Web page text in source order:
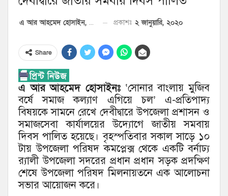
এ আর আহমেদ হোসাইন, দেবীদ্বার প্রতিনিধি প্রকাশঃ ২ জানুয়ারি, ২০২০
Share
এ আর আহমেদ হোসাইনঃ ‘সোনার বাংলায় মুজিব
বর্ষে সমাজ কল্যাণ এগিয়ে চল’ এ-প্রতিপাদ্য
বিষয়কে সামনে রেখে দেবীদ্বারে উপজেলা প্রশাসন ও
সমাজসেবা কার্যালয়ের উদ্যোগে জাতীয় সমবায়
দিবস পালিত হয়েছে। বৃহস্পতিবার সকাল সাড়ে ১০
টায় উপজেলা পরিষদ কমপ্লেক্স থেকে একটি বর্নাঢ্য
র‌্যালী উপজেলা সদরের প্রধান প্রধান সড়ক প্রদক্ষিণ
শেষে উপজেলা পরিষদ মিলনায়তনে এক আলোচনা
সভার আয়োজন করে।